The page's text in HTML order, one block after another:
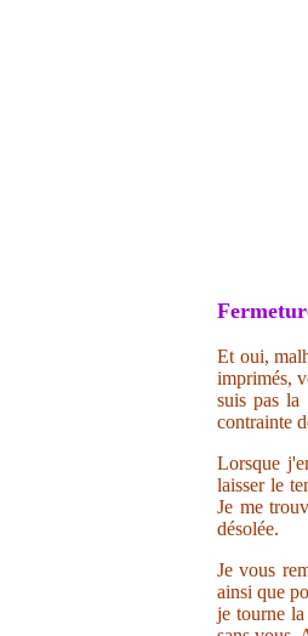
Et oui,
imprimés,
suis pas
contrainte
Lorsque
laisser le
Je me
désolée.
Je vous
ainsi que
je tourne la